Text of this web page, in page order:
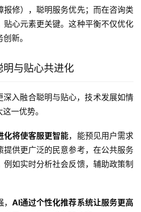
报修），聪明服务优先；而在咨询类
贴心元素更关键。这种平衡不仅优化
新。
明与贴心共进化
深入融合聪明与贴心，技术发展如情
一优势。
化将使客服更智能，能预见用户需求
提供更广泛的民意参考，在公共服务
例如实时分析社会反馈，辅助政策制
AI通过个性化推荐系统让服务更高